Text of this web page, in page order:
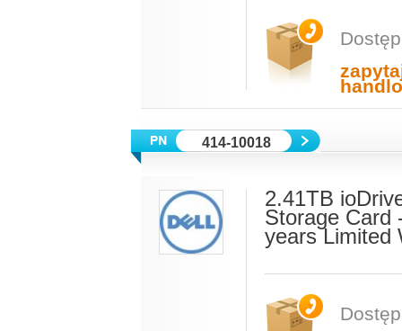
414-10018
2.41TB
Storage Card
years Limited